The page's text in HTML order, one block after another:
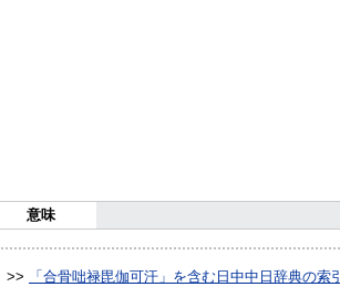
意味
>> 「合骨咄禄毘伽可汗」を含む日中中日辞典の索引